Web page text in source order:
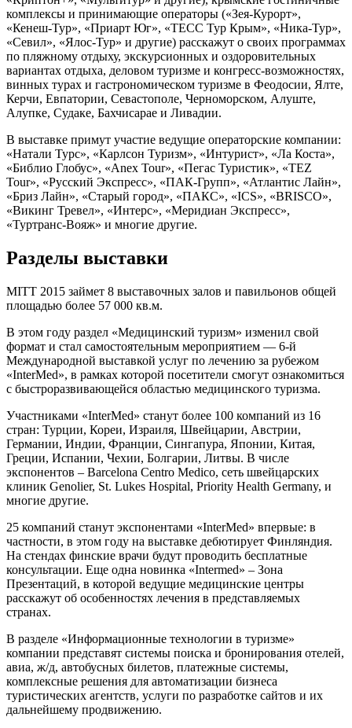
комплексы и принимающие операторы («Зея-Курорт»,
«Кенеш-Тур», «Приарт Юг», «ТЕСС Тур Крым», «Ника-Тур»,
«Севил», «Ялос-Тур» и другие) расскажут о своих программах
по пляжному отдыху, экскурсионных и оздоровительных
вариантах отдыха, деловом туризме и конгресс-возможностях,
винных турах и гастрономическом туризме в Феодосии, Ялте,
Керчи, Евпатории, Севастополе, Черноморском, Алуште,
Алупке, Судаке, Бахчисарае и Ливадии.
В выставке примут участие ведущие операторские компании:
«Натали Турс», «Карлсон Туризм», «Интурист», «Ла Коста»,
«Библио Глобус», «Аnex Tour», «Пегас Туристик», «TEZ
Tour», «Русский Экспресс», «ПАК-Групп», «Атлантис Лайн»,
«Бриз Лайн», «Старый город», «ПАКС», «ICS», «BRISCO»,
«Викинг Тревел», «Интерс», «Меридиан Экспресс»,
«Туртранс-Вояж» и многие другие.
Разделы выставки
MITT 2015 займет 8 выставочных залов и павильонов общей
площадью более 57 000 кв.м.
В этом году раздел «Медицинский туризм» изменил свой
формат и стал самостоятельным мероприятием — 6-й
Международной выставкой услуг по лечению за рубежом
«InterMed», в рамках которой посетители смогут ознакомиться
с быстроразвивающейся областью медицинского туризма.
Участниками «InterMed» станут более 100 компаний из 16
стран: Турции, Кореи, Израиля, Швейцарии, Австрии,
Германии, Индии, Франции, Сингапура, Японии, Китая,
Греции, Испании, Чехии, Болгарии, Литвы. В числе
экспонентов – Barcelona Centro Medico, сеть швейцарских
клиник Genolier, St. Lukes Hospital, Priority Health Germany, и
многие другие.
25 компаний станут экспонентами «InterMed» впервые: в
частности, в этом году на выставке дебютирует Финляндия.
На стендах финские врачи будут проводить бесплатные
консультации. Еще одна новинка «Intermed» – Зона
Презентаций, в которой ведущие медицинские центры
расскажут об особенностях лечения в представляемых
странах.
В разделе «Информационные технологии в туризме»
компании представят системы поиска и бронирования отелей,
авиа, ж/д, автобусных билетов, платежные системы,
комплексные решения для автоматизации бизнеса
туристических агентств, услуги по разработке сайтов и их
дальнейшему продвижению.